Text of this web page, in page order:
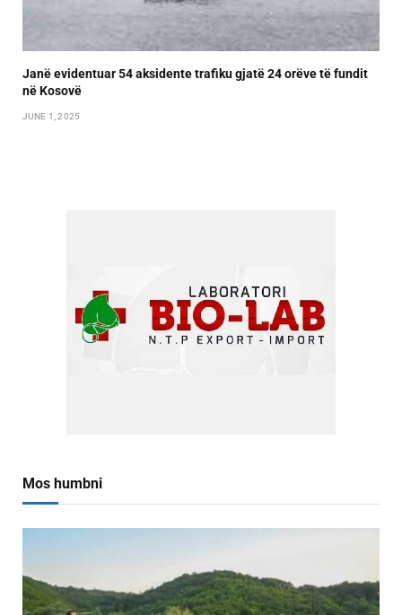
Janë evidentuar 54 aksidente trafiku gjatë 24 orëve të fundit
në Kosovë
JUNE 1, 2025
Mos humbni